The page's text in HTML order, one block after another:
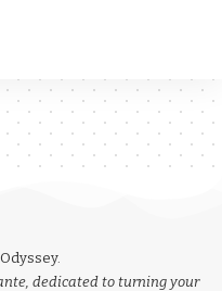
dedicated to turning your